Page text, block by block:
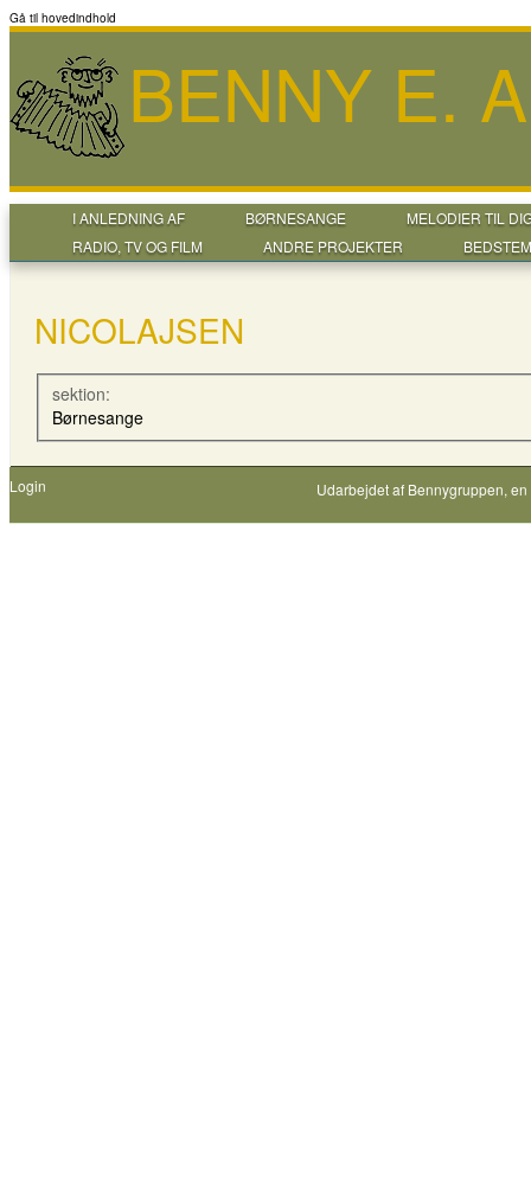
Gå til hovedindhold
BENNY E.
I ANLEDNING AF BØRNESANGE
MELODIER TIL
RADIO, TV OG FILM
ANDRE PROJEKTER
NICOLAJSEN
sektion:
Børnesange
Login Udarbejdet af Bennygruppen,